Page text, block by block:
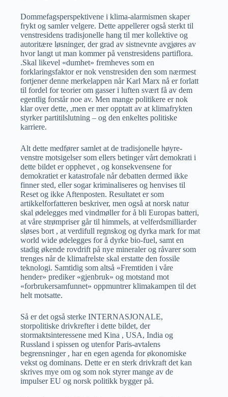
Dommefagsperspektivene i klima-alarmismen skaper
frykt og samler velgere. Dette appellerer også sterkt til
venstresidens tradisjonelle hang til mer kollektive og
autoritære løsninger, der grad av sistnevnte avgjøres av
hvor langt ut man kommer på venstresidens partiflora.
.Skal likevel «dumhet» fremheves som en
forklaringsfaktor er nok venstresiden den som nærmest
fortjener denne merkelappen når Karl Marx nå er forlatt
til fordel for teorier om gasser i luften svært få av dem
egentlig forstår noe av. Men mange politikere er nok
klar over dette, ,men er mer opptatt av at klimafrykten
styrker partitilslutning – og den enkeltes politiske
karriere.
Alt dette medfører samlet at de tradisjonelle høyre-
venstre motsigelser som ellers betinger vårt demokrati i
dette bildet er opphevet , og konsekvensene for
demokratiet er katastrofale når debatten dermed ikke
finner sted, eller sogar kriminaliseres og henvises til
Reset og ikke Aftenposten. Resultatet er som
artikkelforfatteren beskriver, men også at norsk natur
skal ødelegges med vindmøller for å bli Europas batteri,
at våre strømpriser går til himmels, at velferdsmilliarder
sløses bort , at verdifull regnskog og dyrka mark for mat
world wide ødelegges for å dyrke bio-fuel, samt en
stadig økende rovdrift på nye mineraler og råvarer som
trenges når de klimafrelste skal erstatte den fossile
teknologi. Samtidig som altså «Fremtiden i våre
hender» prediker «gjenbruk» og motstand mot
«forbrukersamfunnet» oppmuntrer klimakampen til det
helt motsatte.
Så er det også sterke INTERNASJONALE,
storpolitiske drivkrefter i dette bildet, der
stormaktsinteressene med Kina , USA, India og
Russland i spissen og utenfor Paris-avtalens
begrensninger , har en egen agenda for økonomiske
vekst og dominans. Dette er en sterk drivkraft det kan
skrives mye om og som nok styrer mange av de
impulser EU og norsk politikk bygger på.